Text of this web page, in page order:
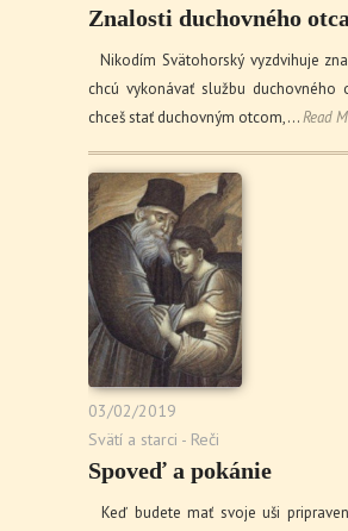
Znalosti duchovného otca
Nikodím Svätohorský vyzdvihuje
chcú vykonávať službu duchovného
chceš stať duchovným otcom,…Read
03/02/2019
Svätí a starci - Reči
Spoveď a pokánie
Keď budete mať svoje uši